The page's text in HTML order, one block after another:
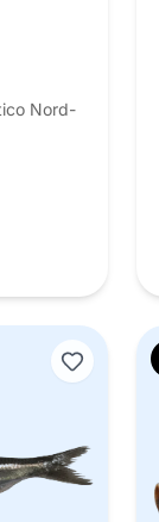
Nord-